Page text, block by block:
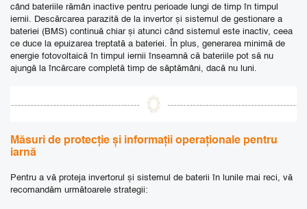
când bateriile rămân inactive pentru perioade lungi de timp în timpul
iernii. Descărcarea parazită de la invertor și sistemul de gestionare a
bateriei (BMS) continuă chiar și atunci când sistemul este inactiv, ceea
ce duce la epuizarea treptată a bateriei. În plus, generarea minimă de
energie fotovoltaică în timpul iernii înseamnă că bateriile pot să nu
ajungă la încărcare completă timp de săptămâni, dacă nu luni.
Măsuri de protecție și informații operaționale pentru
iarnă
Pentru a vă proteja invertorul și sistemul de baterii în lunile mai reci, vă
recomandăm următoarele strategii: